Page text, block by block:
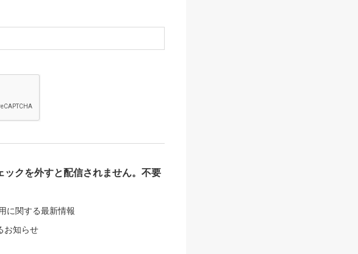
クを外すと配信されません。不要
に関する最新情報
お知らせ